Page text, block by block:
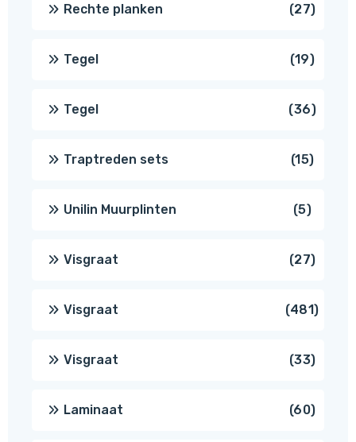
Rechte planken 2727
Tegel 1919
Tegel 3636
Traptreden sets 1515
Unilin Muurplinten 55
Visgraat 2727
Visgraat 481481
Visgraat 3333
Laminaat 6060